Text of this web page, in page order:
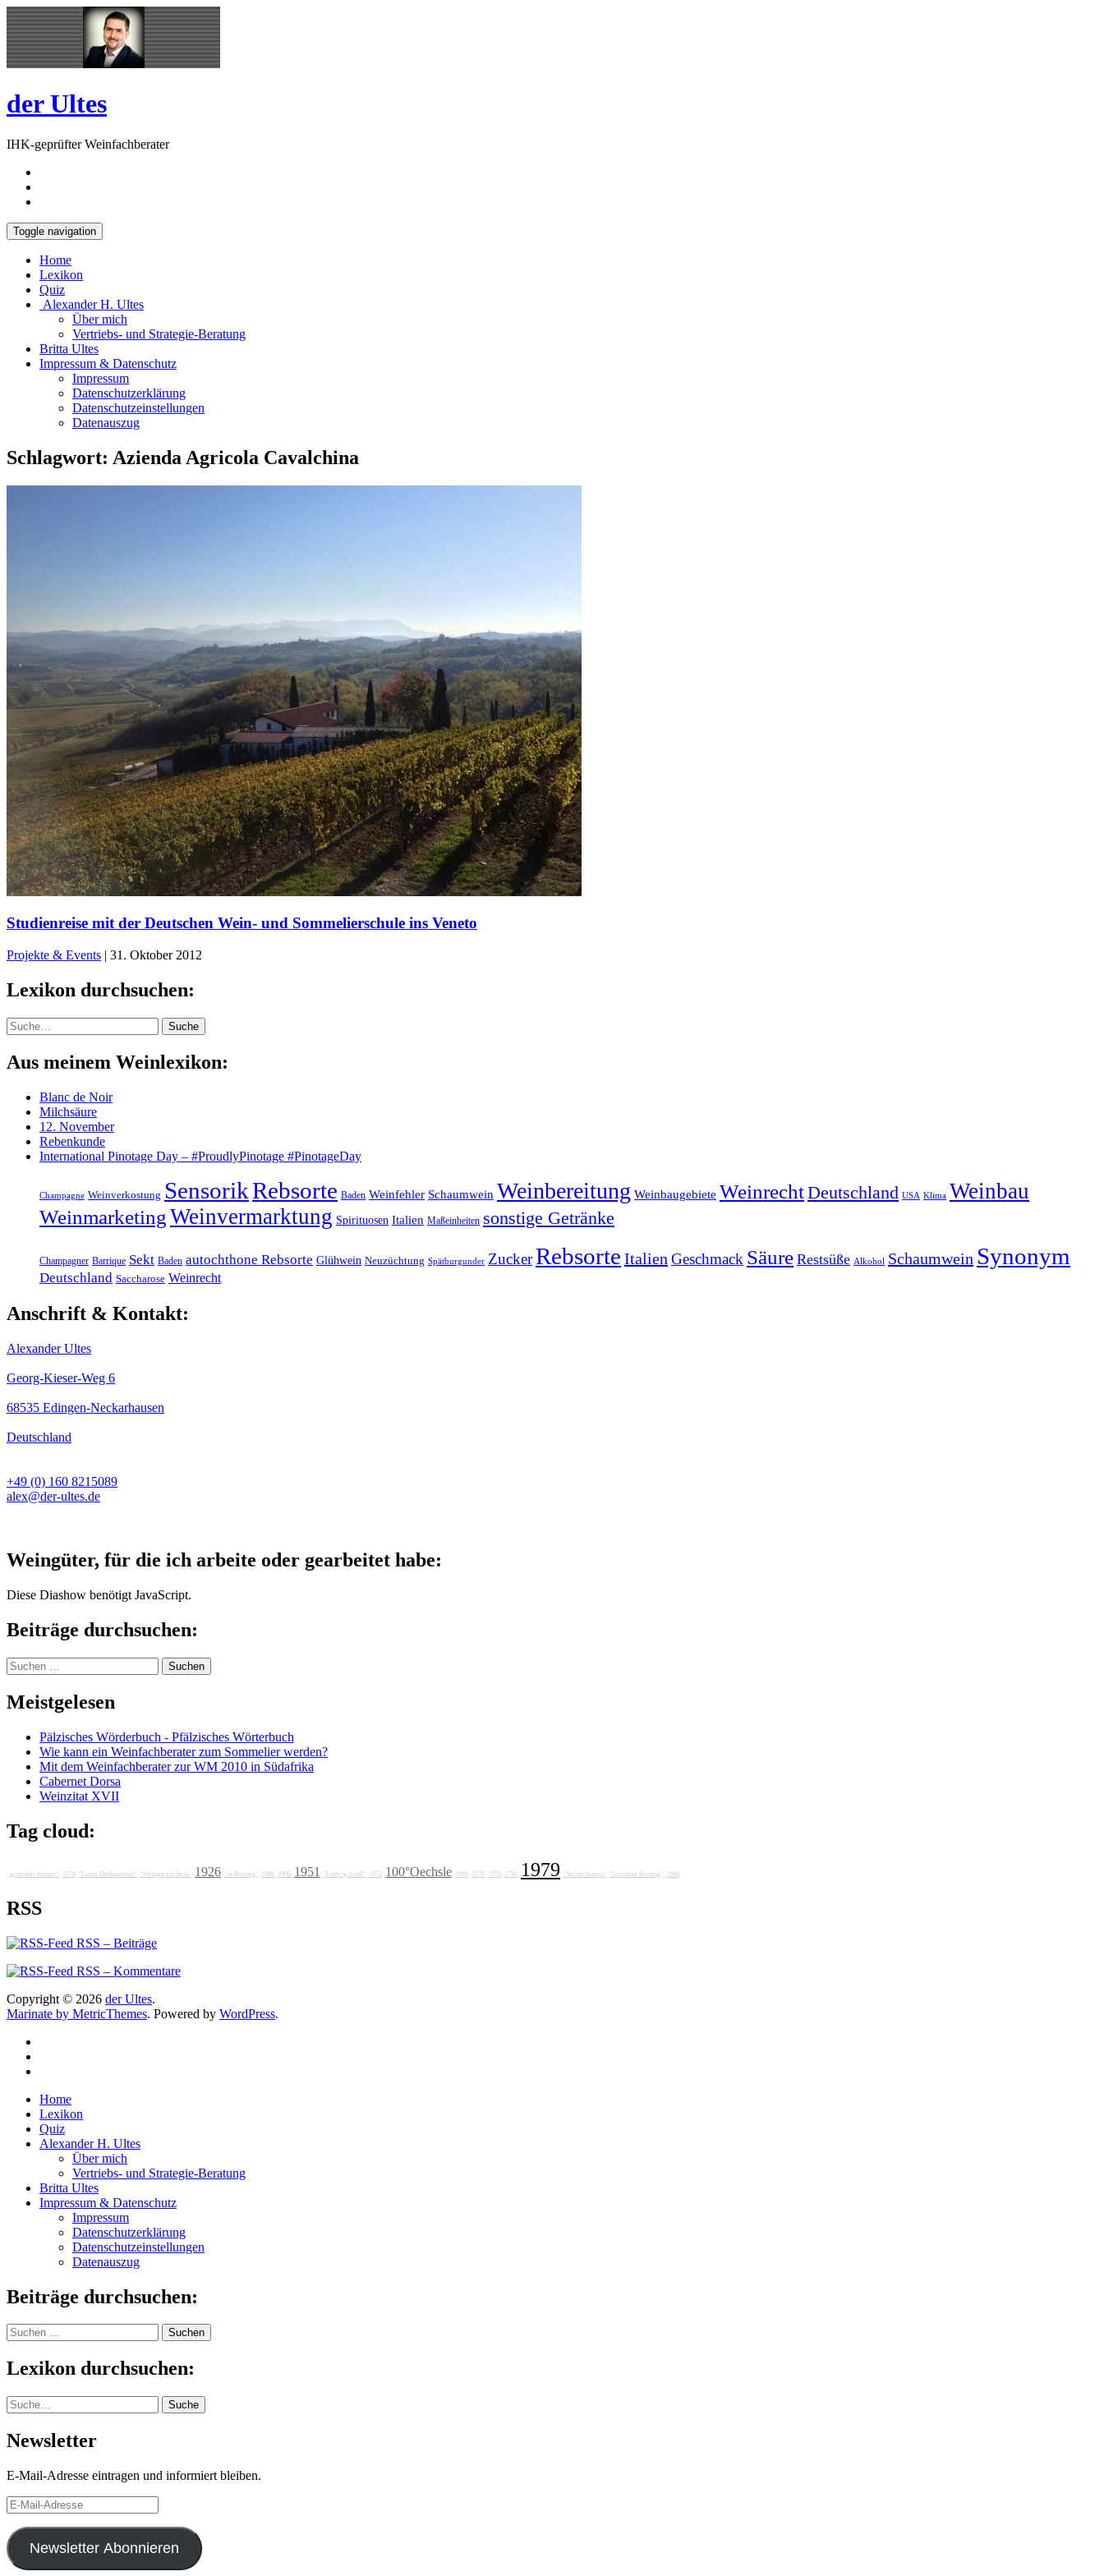
Skip
to
content
Open
Sidebar
der Ultes
IHK-geprüfter Weinfachberater
Toggle navigation
Home
Lexikon
Quiz
Alexander H. Ultes
Über mich
Vertriebs- und Strategie-Beratung
Britta Ultes
Impressum & Datenschutz
Impressum
Datenschutzerklärung
Datenschutzeinstellungen
Datenauszug
Schlagwort: Azienda Agricola Cavalchina
Studienreise mit der Deutschen Wein- und Sommelierschule ins Veneto
Projekte & Events | 31. Oktober 2012
Lexikon durchsuchen:
Suche Suche
Aus meinem Weinlexikon:
Blanc de Noir
Milchsäure
12. November
Rebenkunde
International Pinotage Day – #ProudlyPinotage #PinotageDay
Champagne Weinverkostung SensorikRebsorte Baden Weinfehler Schaumwein Weinbereitung Weinbaugebiete WeinrechtDeutschland USA Klima Weinbau
WeinmarketingWeinvermarktung Spirituosen Italien Maßeinheiten sonstige Getränke
Champagner Barrique Sekt Baden autochthone Rebsorte Glühwein Neuzüchtung Spätburgunder ZuckerRebsorte Italien Geschmack Säure Restsüße Alkohol Schaumwein Synonym
Deutschland Saccharose Weinrecht
Anschrift & Kontakt:
Alexander Ultes
Georg-Kieser-Weg 6
68535 Edingen-Neckarhausen
Deutschland
+49 (0) 160 8215089
alex@der-ultes.de
Weingüter, für die ich arbeite oder gearbeitet habe:
Diese Diashow benötigt JavaScript.
Beiträge durchsuchen:
Suchen
nach:
Meistgelesen
Pälzisches Wörderbuch - Pfälzisches Wörterbuch
Wie kann ein Weinfachberater zum Sommelier werden?
Mit dem Weinfachberater zur WM 2010 in Südafrika
Cabernet Dorsa
Weinzitat XVII
Tag cloud:
„grotesker Humor“ 1974 "Lunas Delikatessen" "Weingut am Stein" 1926 "Jo Breunig" 1988 1606 1951 "Ludwig Knoll" 1972 100°Oechsle 1989 1978 1976 1788 1979 "Stefan Sattran" "Getränke Breunig" 1986
RSS
RSS – Beiträge
RSS – Kommentare
Copyright © 2026 der Ultes.
Marinate by MetricThemes. Powered by WordPress.
Home
Lexikon
Quiz
Alexander H. Ultes
Über mich
Vertriebs- und Strategie-Beratung
Britta Ultes
Impressum & Datenschutz
Impressum
Datenschutzerklärung
Datenschutzeinstellungen
Datenauszug
Beiträge durchsuchen:
Suchen
nach:
Lexikon durchsuchen:
Suche Suche
Newsletter
E-Mail-Adresse eintragen und informiert bleiben.
E-
Mail-
Adresse
Newsletter Abonnieren